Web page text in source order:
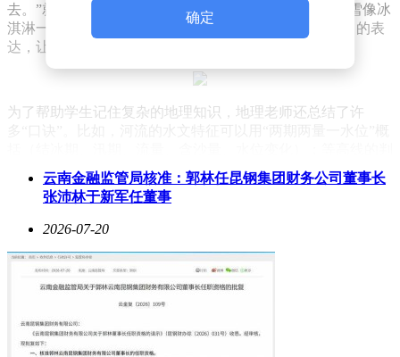
去。”就连描述雪山，他们也能用可爱的比喻：“山上的雪像冰
淇淋一样，是不是很想尝一口？”这些幽默又富有想象力的表
达，让地理课充满了乐趣。
为了帮助学生记住复杂的地理知识，地理老师还总结了许
断口诀是“线密坡陡，线稀坡缓；凸低为脊，凸高为谷”。这些
口诀像“武林秘籍”一样，让学生能快速掌握重难点，甚至毕业
多年后仍能脱口而出。
地理老师的智慧，还体现在生活中。他们教我们如何在冬至日
选房——这一天北半球正午太阳高度最小，物影最长，如果房
子在这天有阳光，一年都能享受光照。他们还告诉我们如何辨
别方向：“上午太阳在东南，中午在正南，下午在西南。”学完
确定
云南金融监管局核准：郭林任昆钢集团财务公司董事长
张沛林于新军任董事
2026-07-20